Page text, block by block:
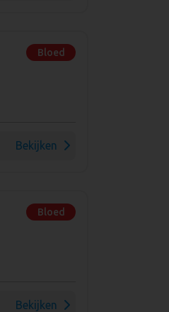
Bloed
Bekijken
Bloed
Bekijken